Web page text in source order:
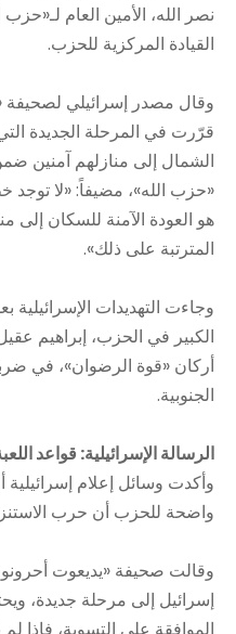
نصر الله، الأمين العام لـ«حزب
القيادة المركزية للحزب.
وقال مصدر إسرائيلي لصحيفة
قرّرت في المرحلة الجديدة
الشمال إلى منازلهم آمنين
«حزب الله»، مضيفاً: «لا توجد
هو العودة الآمنة للسكان إلى
المترتبة على ذلك».
وجاءت التهديدات
الكبير في الحزب، إبراهيم
أركان «قوة الرضوان»، في
الجنوبية.
الرسالة الإسرائيلية: قواعد
وأكدت وسائل إعلام إسرائيلية
واضحة للحزب أن حرب
إسرائيل إلى مرحلة جديدة،
الموافقة على التسوية، فإذا